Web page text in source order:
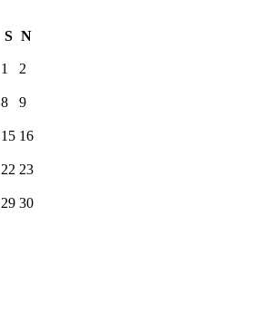
S N
1 2
8 9
15 16
22 23
29 30